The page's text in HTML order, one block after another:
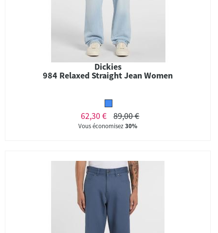
Dickies
984 Relaxed Straight Jean Women
62,30 € 89,00 €
Vous économisez30%